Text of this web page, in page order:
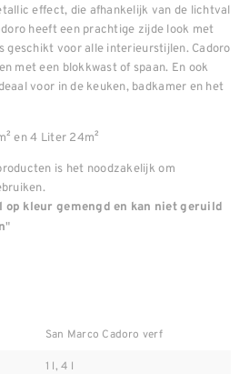
effect, die afhankelijk van de lichtval
heeft een prachtige zijde look met
geschikt voor alle interieurstijlen. Cadoro
met een blokkwast of spaan. En ook
voor in de keuken, badkamer en het
en 4 Liter 24m²
is het noodzakelijk om
op kleur gemengd en kan niet geruild
"
San Marco Cadoro verf
1 l, 4 l